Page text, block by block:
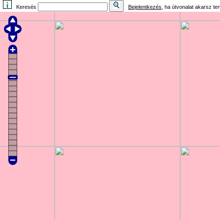
Keresés Bejelentkezés , ha útvonalat akarsz